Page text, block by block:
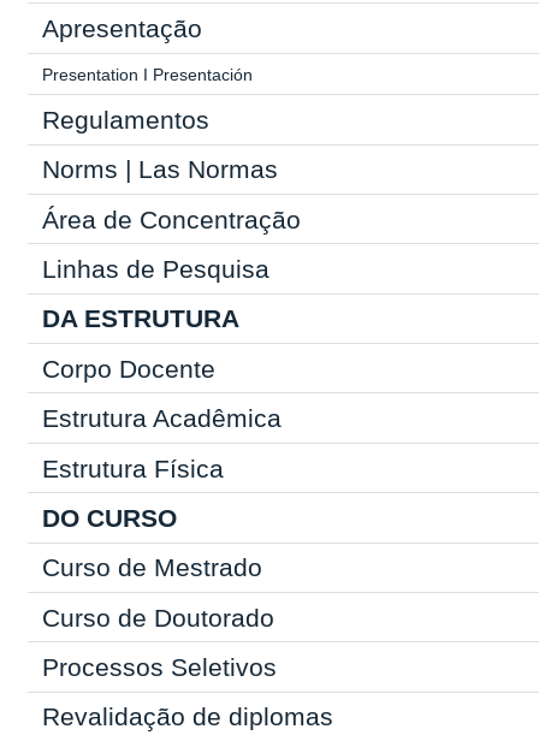
Apresentação
Presentation I Presentación
Regulamentos
Norms | Las Normas
Área de Concentração
Linhas de Pesquisa
DA ESTRUTURA
Corpo Docente
Estrutura Acadêmica
Estrutura Física
DO CURSO
Curso de Mestrado
Curso de Doutorado
Processos Seletivos
Revalidação de diplomas